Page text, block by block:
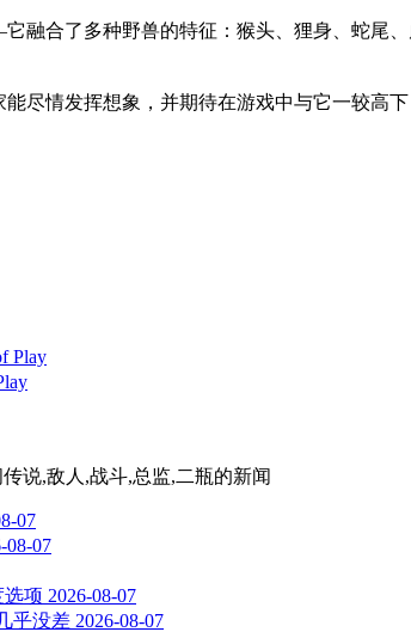
融合了多种野兽的特征：猴头、狸身、蛇
尽情发挥想象，并期待在游戏中与它一较高下
说,敌人,战斗,总监,二瓶的新闻
07
08-07
选项 2026-08-07
乎没差 2026-08-07